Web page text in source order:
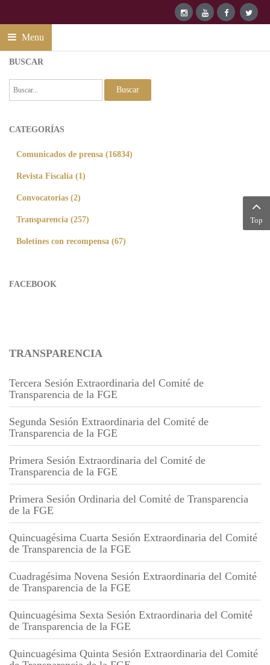
Menu
BUSCAR
Buscar
CATEGORÍAS
Comunicados de prensa (16834)
Revista Fiscalía (1)
Convocatorias (2)
Transparencia (257)
Boletines con recompensa (67)
FACEBOOK
TRANSPARENCIA
Tercera Sesión Extraordinaria del Comité de
Transparencia de la FGE
Segunda Sesión Extraordinaria del Comité de
Transparencia de la FGE
Primera Sesión Extraordinaria del Comité de
Transparencia de la FGE
Primera Sesión Ordinaria del Comité de Transparencia
de la FGE
Quincuagésima Cuarta Sesión Extraordinaria del Comité
de Transparencia de la FGE
Cuadragésima Novena Sesión Extraordinaria del Comité
de Transparencia de la FGE
Quincuagésima Sexta Sesión Extraordinaria del Comité
de Transparencia de la FGE
Quincuagésima Quinta Sesión Extraordinaria del Comité
Top